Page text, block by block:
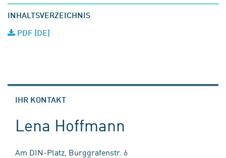
INHALTSVERZEICHNIS
PDF (DE)
IHR KONTAKT
Lena Hoffmann
Am DIN-Platz, Burggrafenstr. 6